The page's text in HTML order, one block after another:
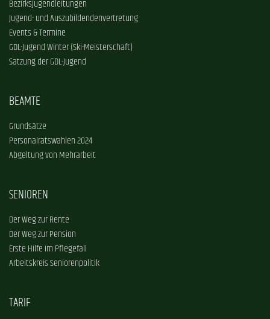
Bezirksjugendleitungen
Jugend- und Auszubildendenvertretung
Events & Termine
GDL-Jugend Winter (Ski-Meisterschaft)
Satzung der GDL-Jugend
BEAMTE
Grundsätze
Personalratswahlen 2024
Abgeltung von Mehrarbeit
SENIOREN
Der Weg zur Rente
Der Weg zur Pension
Erste Hilfe im Pflegefall
Arbeitskreis Seniorenpolitik
TARIF